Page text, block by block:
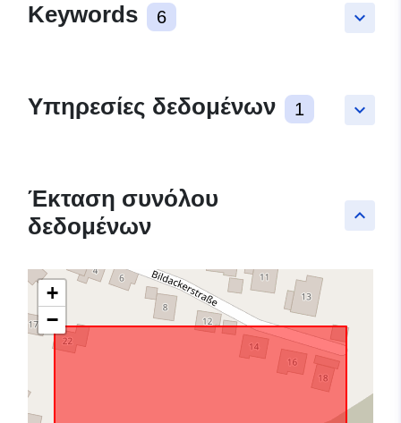
keyboard_arrow_down
Keywords 6
keyboard_arrow_down
Υπηρεσίες δεδομένων 1
keyboard_arrow_up
Έκταση συνόλου
δεδομένων
+
−